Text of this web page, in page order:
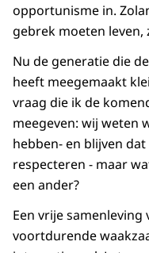
opportunisme in.
gebrek moeten
Nu de generatie die
heeft meegemaakt
vraag die ik de
meegeven: wij weten
hebben- en blijven
respecteren - maar
een ander?
Een vrije
voortdurende